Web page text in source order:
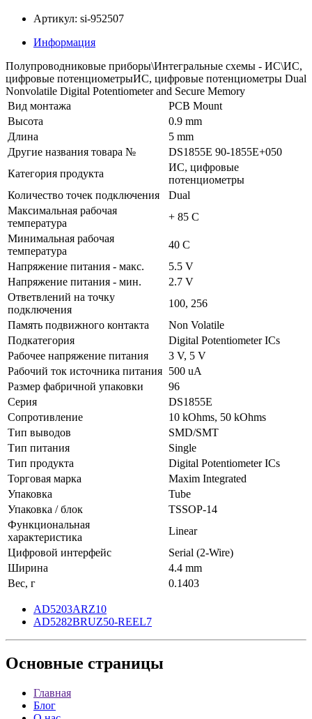
Артикул: si-952507
Информация
Полупроводниковые приборы\Интегральные схемы - ИС\ИС,
цифровые потенциометрыИС, цифровые потенциометры Dual
Nonvolatile Digital Potentiometer and Secure Memory
Вид монтажа
PCB Mount
Высота
0.9 mm
Длина
5 mm
Другие названия товара №
DS1855E 90-1855E+050
Категория продукта
ИС, цифровые
потенциометры
Количество точек подключения
Dual
Максимальная рабочая
температура
+ 85 C
Минимальная рабочая
температура
40 C
Напряжение питания - макс.
5.5 V
Напряжение питания - мин.
2.7 V
Ответвлений на точку
подключения
100, 256
Память подвижного контакта
Non Volatile
Подкатегория
Digital Potentiometer ICs
Рабочее напряжение питания
3 V, 5 V
Рабочий ток источника питания 500 uA
Размер фабричной упаковки
96
Серия
DS1855E
Сопротивление
10 kOhms, 50 kOhms
Тип выводов
SMD/SMT
Тип питания
Single
Тип продукта
Digital Potentiometer ICs
Торговая марка
Maxim Integrated
Упаковка
Tube
Упаковка / блок
TSSOP-14
Функциональная
характеристика
Linear
Цифровой интерфейс
Serial (2-Wire)
Ширина
4.4 mm
Вес, г
0.1403
AD5203ARZ10
AD5282BRUZ50-REEL7
Основные страницы
Главная
Блог